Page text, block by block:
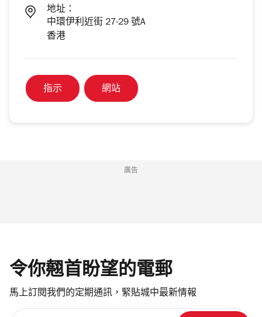
地址：
中環伊利近街 27-29 號A
香港
指示 網站
廣告
令你翹首盼望的電郵
馬上訂閱我們的定期通訊，緊貼城中最新情報